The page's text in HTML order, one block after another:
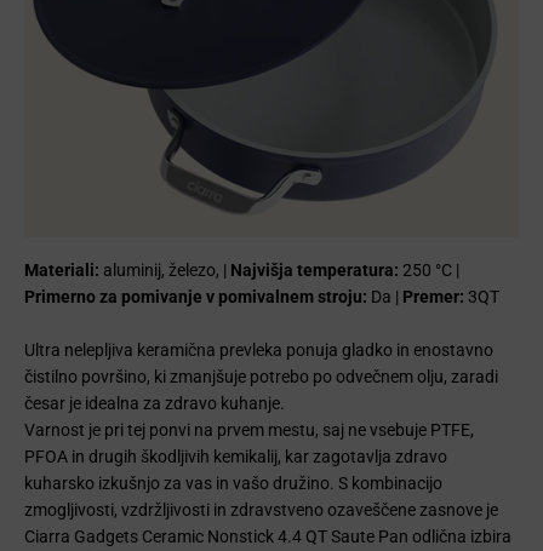
Materiali: aluminij, železo, | Najvišja temperatura: 250 °C |
Primerno za pomivanje v pomivalnem stroju: Da | Premer: 3QT
Ultra nelepljiva keramična prevleka ponuja gladko in enostavno
čistilno površino, ki zmanjšuje potrebo po odvečnem olju, zaradi
česar je idealna za zdravo kuhanje.
Varnost je pri tej ponvi na prvem mestu, saj ne vsebuje PTFE,
PFOA in drugih škodljivih kemikalij, kar zagotavlja zdravo
kuharsko izkušnjo za vas in vašo družino. S kombinacijo
zmogljivosti, vzdržljivosti in zdravstveno ozaveščene zasnove je
Ciarra Gadgets Ceramic Nonstick 4.4 QT Saute Pan odlična izbira